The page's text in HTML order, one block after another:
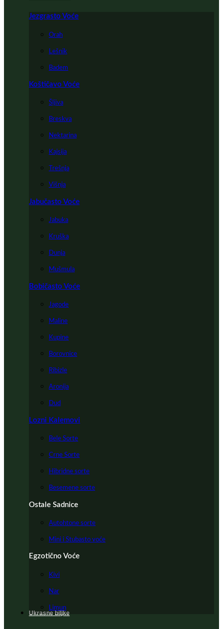
Jezgrasto Voće
Orah
Lešnik
Badem
Koštičavo Voće
Šljiva
Breskva
Nektarina
Kajsija
Trešnja
Višnja
Jabučasto Voće
Jabuka
Kruška
Dunja
Mušmula
Bobičasto Voće
Jagode
Maline
Kupine
Borovnice
Ribizle
Aronija
Dud
Lozni Kalemovi
Bele Sorte
Crne Sorte
Hibridne sorte
Besemene sorte
Ostale Sadnice
Autohtone sorte
Mini i Stubasto voće
Egzotično Voće
Kivi
Nar
Limun
Ukrasne biljke